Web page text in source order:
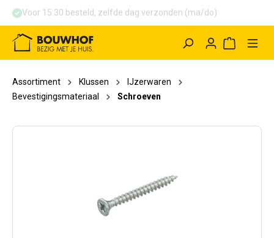
Voor 15:30 besteld, zelfde dag verzonden (ma/do)
Assortiment Klussen
IJzerwaren
Bevestigingsmateriaal
Schroeven